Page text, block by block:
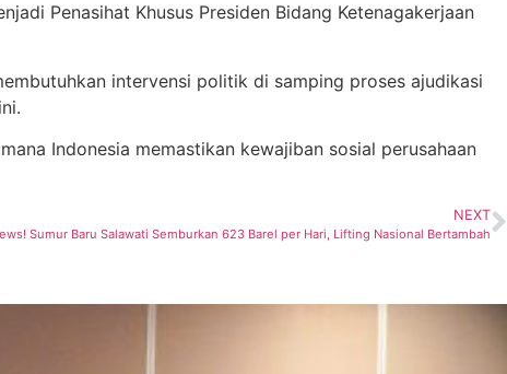
Penasihat Khusus Presiden Bidang Ketenagakerjaan
intervensi politik di samping proses ajudikasi
Indonesia memastikan kewajiban sosial perusahaan
NEXT
Sumur Baru Salawati Semburkan 623 Barel per Hari, Lifting Nasional Bertambah